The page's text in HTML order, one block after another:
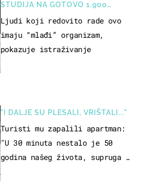
"I DALJE SU PLESALI, VRIŠTALI..."
Turisti mu zapalili apartman:
"U 30 minuta nestalo je 50
godina našeg života, supruga i
STUDIJA NA GOTOVO 1.900
OSOBA
Ljudi koji redovito rade ovo
imaju “mlađi” organizam,
pokazuje istraživanje